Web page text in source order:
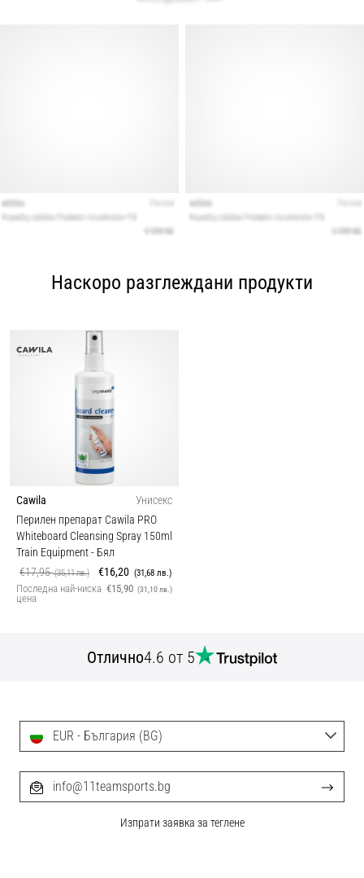
Наскоро разглеждани продукти
Cawila
Унисекс
Перилен препарат Cawila PRO
Whiteboard Cleansing Spray 150ml
Train Equipment- Бял
€17,95(35,11 лв.) €16,20 (31,68 лв.)
Последна най-ниска
цена
€15,90 (31,10 лв.)
Отлично4.6 от 5
EUR - България (BG)
info@11teamsports.bg
Изпрати заявка за теглене